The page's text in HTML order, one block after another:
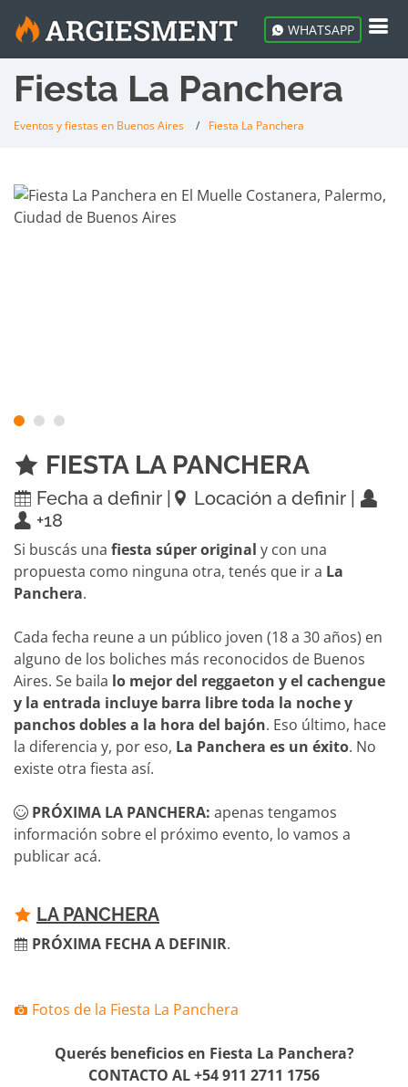
WHATSAPP
Fiesta La Panchera
Eventos y fiestas en Buenos Aires Fiesta La Panchera
FIESTA LA PANCHERA
Fecha a definir |
Locación a definir |
+18
Si buscás una fiesta súper original y con una
propuesta como ninguna otra, tenés que ir a La
Panchera.
Cada fecha reune a un público joven (18 a 30 años) en
alguno de los boliches más reconocidos de Buenos
Aires. Se baila lo mejor del reggaeton y el cachengue
y la entrada incluye barra libre toda la noche y
panchos dobles a la hora del bajón. Eso último, hace
la diferencia y, por eso, La Panchera es un éxito. No
existe otra fiesta así.
PRÓXIMA LA PANCHERA: apenas tengamos
información sobre el próximo evento, lo vamos a
publicar acá.
LA PANCHERA
PRÓXIMA FECHA A DEFINIR.
Fotos de la Fiesta La Panchera
Querés beneficios en Fiesta La Panchera?
CONTACTO AL +54 911 2711 1756